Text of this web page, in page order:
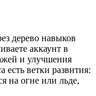
дерево навыков
аккаунт в
и улучшения
ветки развития:
на огне или льде,